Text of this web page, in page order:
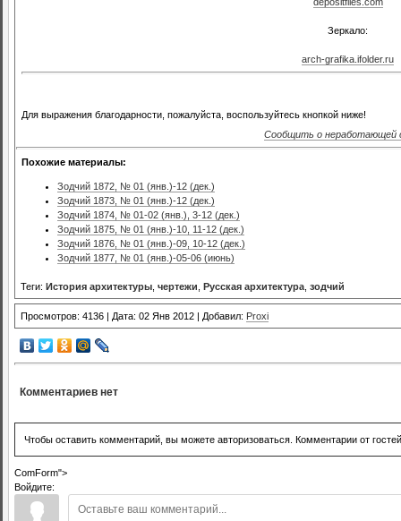
Зеркало:
arch-grafika.ifolder.ru
Для выражения благодарности, пожалуйста, воспользуйтесь кнопкой ниже!
Сообщить о неработающей
Похожие материалы:
Зодчий 1872, № 01 (янв.)-12 (дек.)
Зодчий 1873, № 01 (янв.)-12 (дек.)
Зодчий 1874, № 01-02 (янв.), 3-12 (дек.)
Зодчий 1875, № 01 (янв.)-10, 11-12 (дек.)
Зодчий 1876, № 01 (янв.)-09, 10-12 (дек.)
Зодчий 1877, № 01 (янв.)-05-06 (июнь)
Теги: История архитектуры чертежи Русская архитектура зодчий
Просмотров: 4136 | Дата: 02 Янв 2012 | Добавил: Proxi
Комментариев нет
Чтобы оставить комментарий, вы можете авторизоваться. Комментарии от
ComForm">
Войдите: